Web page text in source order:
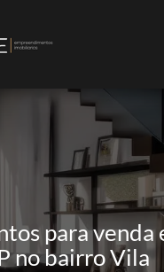
para venda
no bairro Vila